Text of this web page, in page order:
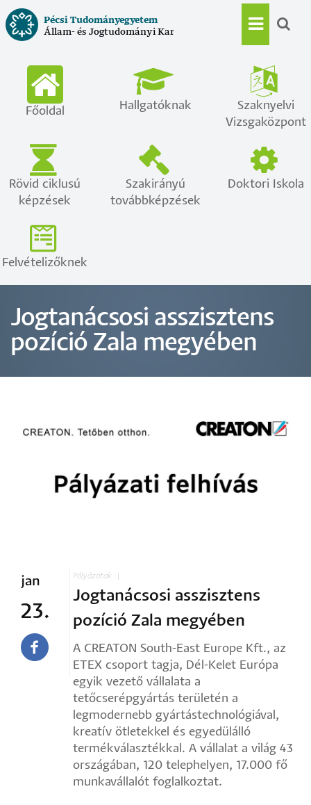
Ugrás
a
tartalomra
Pécsi Tudományegyetem
Állam- és Jogtudományi Kar
Main
Főoldal Hallgatóknak
Szaknyelvi
Vizsgaközpont
Rövid ciklusú
képzések
Szakirányú
továbbképzések
Doktori Iskola
Felvételizőknek
Jogtanácsosi asszisztens
pozíció Zala megyében
jan
23.
Pályázatok
Jogtanácsosi asszisztens
pozíció Zala megyében
A CREATON South-East Europe Kft., az
ETEX csoport tagja, Dél-Kelet Európa
egyik vezető vállalata a
tetőcserépgyártás területén a
legmodernebb gyártástechnológiával,
kreatív ötletekkel és egyedülálló
termékválasztékkal. A vállalat a világ 43
országában, 120 telephelyen, 17.000 fő
munkavállalót foglalkoztat.